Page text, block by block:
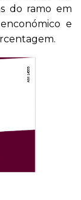
do ramo em
e